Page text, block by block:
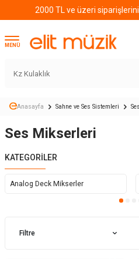
2000 TL ve üzeri
MENÜ
Anasayfa Sahne ve Ses Sistemleri
Ses Mikserleri
KATEGORILER
Analog Deck Mikserler
Filtre